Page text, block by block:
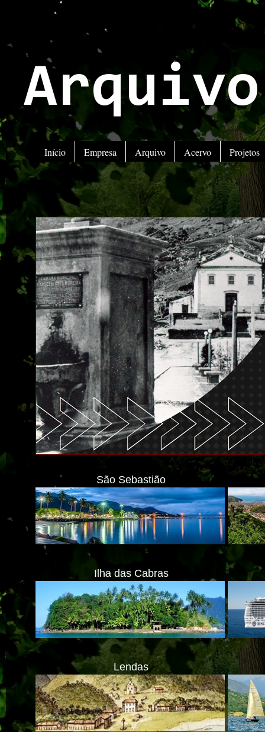
Início Empresa Arquivo Acervo Projetos
São Sebastião
Ilha das Cabras
Lendas